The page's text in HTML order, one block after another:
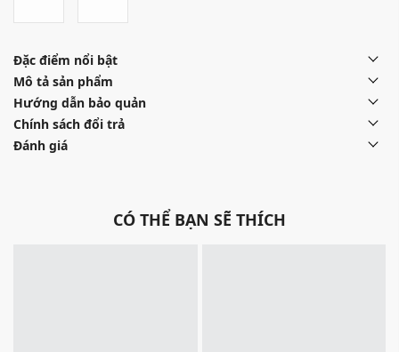
Đặc điểm nổi bật
Mô tả sản phẩm
Hướng dẫn bảo quản
Chính sách đổi trả
Đánh giá
CÓ THỂ BẠN SẼ THÍCH